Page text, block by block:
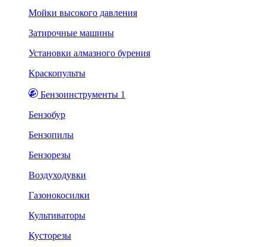
Мойки высокого давления
Затирочные машины
Установки алмазного бурения
Краскопульты
Бензоинструменты 1
Бензобур
Бензопилы
Бензорезы
Воздуходувки
Газонокосилки
Культиваторы
Кусторезы